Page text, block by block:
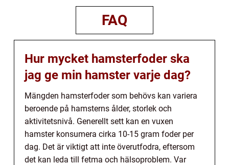
FAQ
Hur mycket hamsterfoder ska
jag ge min hamster varje dag?
Mängden hamsterfoder som behövs kan variera
beroende på hamsterns ålder, storlek och
aktivitetsnivå. Generellt sett kan en vuxen
hamster konsumera cirka 10-15 gram foder per
dag. Det är viktigt att inte överutfodra, eftersom
det kan leda till fetma och hälsoproblem. Var